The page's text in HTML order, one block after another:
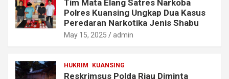
Tim Mata Elang Satres Narkoba
Polres Kuansing Ungkap Dua Kasus
Peredaran Narkotika Jenis Shabu
May 15, 2025 admin
HUKRIM KUANSING
Reskrimsus Polda Riau Diminta